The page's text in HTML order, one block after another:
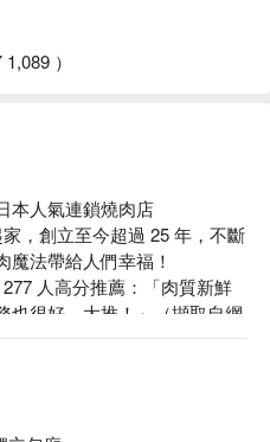
）
本人氣連鎖燒肉店
，創立至今超過 25 年，不斷
法帶給人們幸福！
277 人高分推薦：「肉質新鮮
也很好，大推！」（擷取自網
更厚實的肉片！烤過後口感